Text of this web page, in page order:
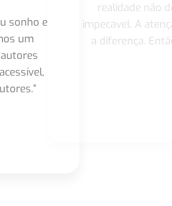
sonho e
um
realidade não
impecável. A
a diferença.